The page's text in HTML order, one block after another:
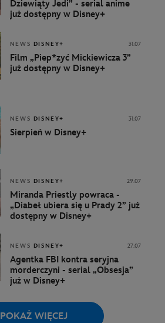
Dziewiąty Jedi” - serial anime
już dostępny w Disney+
NEWS DISNEY+ 31.07
Film „Piep*zyć Mickiewicza 3”
już dostępny w Disney+
NEWS DISNEY+ 31.07
Sierpień w Disney+
NEWS DISNEY+ 29.07
Miranda Priestly powraca -
„Diabeł ubiera się u Prady 2” już
dostępny w Disney+
NEWS DISNEY+ 27.07
Agentka FBI kontra seryjna
morderczyni - serial „Obsesja”
już w Disney+
POKAŻ WIĘCEJ